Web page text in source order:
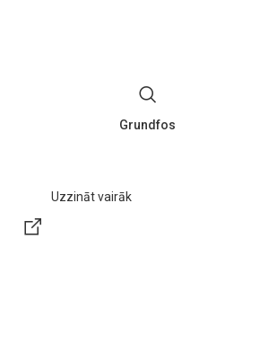
Grundfos
Uzzināt vairāk